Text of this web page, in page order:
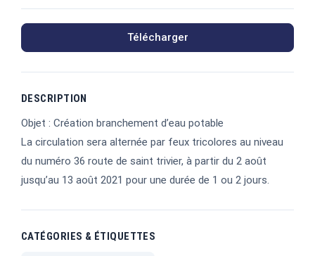
Télécharger
DESCRIPTION
Objet : Création branchement d’eau potable
La circulation sera alternée par feux tricolores au niveau
du numéro 36 route de saint trivier, à partir du 2 août
jusqu’au 13 août 2021 pour une durée de 1 ou 2 jours.
CATÉGORIES & ÉTIQUETTES